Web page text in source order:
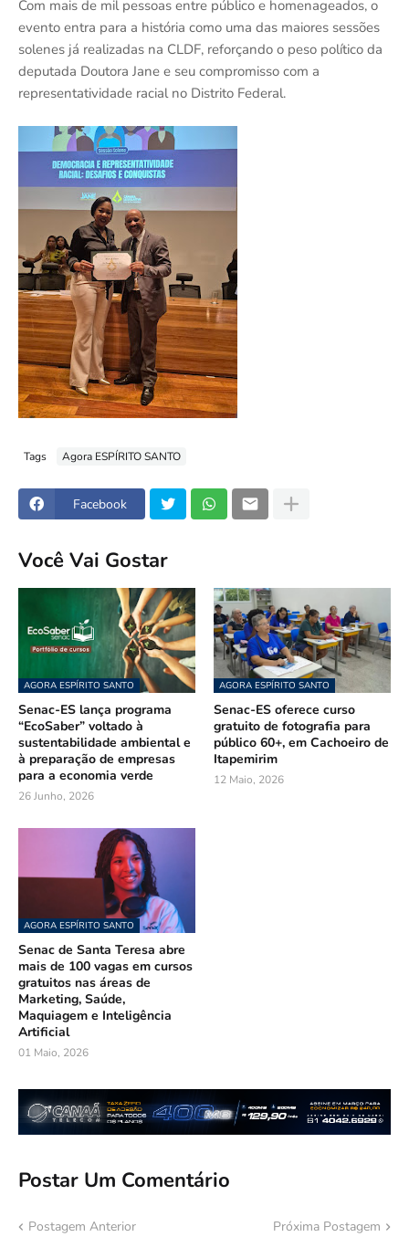
Com mais de mil pessoas entre público e homenageados, o
evento entra para a história como uma das maiores sessões
solenes já realizadas na CLDF, reforçando o peso político da
deputada Doutora Jane e seu compromisso com a
representatividade racial no Distrito Federal.
Tags Agora ESPÍRITO SANTO
Facebook
Você Vai Gostar
AGORA ESPÍRITO SANTO
Senac-ES lança programa
“EcoSaber” voltado à
sustentabilidade ambiental e
à preparação de empresas
para a economia verde
26 Junho, 2026
AGORA ESPÍRITO SANTO
Senac-ES oferece curso
gratuito de fotografia para
público 60+, em Cachoeiro de
Itapemirim
12 Maio, 2026
AGORA ESPÍRITO SANTO
Senac de Santa Teresa abre
mais de 100 vagas em cursos
gratuitos nas áreas de
Marketing, Saúde,
Maquiagem e Inteligência
Artificial
01 Maio, 2026
Postar Um Comentário
Postagem Anterior Próxima Postagem